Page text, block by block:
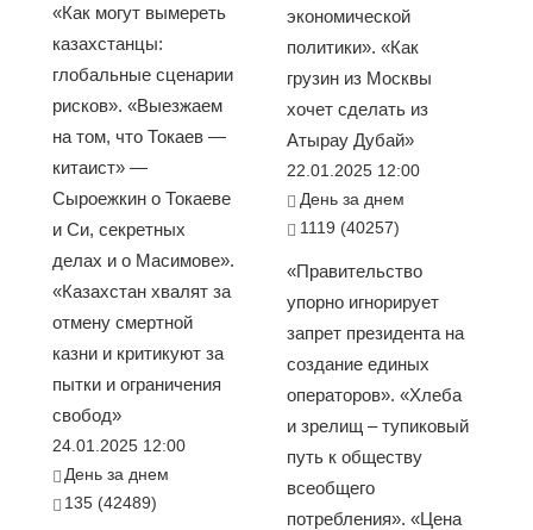
«Как могут вымереть
казахстанцы:
глобальные сценарии
рисков». «Выезжаем
на том, что Токаев —
китаист» —
Сыроежкин о Токаеве
и Си, секретных
делах и о Масимове».
«Казахстан хвалят за
отмену смертной
казни и критикуют за
пытки и ограничения
свобод»
24.01.2025 12:00
День за днем
135 (42489)
экономической
политики». «Как
грузин из Москвы
хочет сделать из
Атырау Дубай»
22.01.2025 12:00
День за днем
1119 (40257)
«Правительство
упорно игнорирует
запрет президента на
создание единых
операторов». «Хлеба
и зрелищ – тупиковый
путь к обществу
всеобщего
потребления». «Цена